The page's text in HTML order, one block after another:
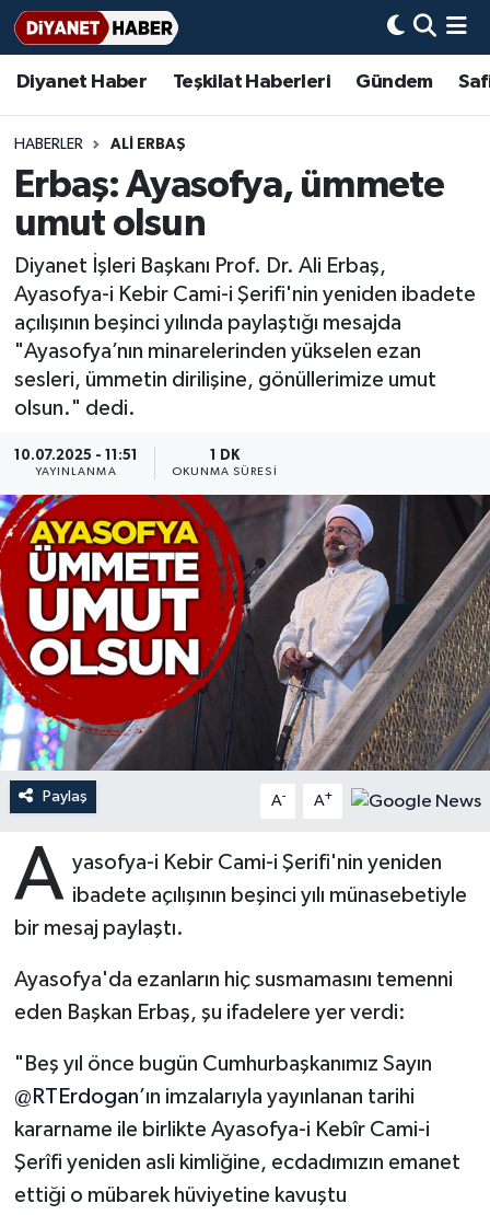
Diyanet Haber Teşkilat Haberleri Gündem
HABERLER ALİ ERBAŞ
Erbaş: Ayasofya, ümmete
umut olsun
Diyanet İşleri Başkanı Prof. Dr. Ali Erbaş,
Ayasofya-i Kebir Cami-i Şerifi'nin yeniden ibadete
açılışının beşinci yılında paylaştığı mesajda
"Ayasofya’nın minarelerinden yükselen ezan
sesleri, ümmetin dirilişine, gönüllerimize umut
olsun." dedi.
10.07.2025 - 11:51
YAYINLANMA
1 DK
OKUNMA SÜRESI
Paylaş A- A+
A yasofya-i Kebir Cami-i Şerifi'nin yeniden
ibadete açılışının beşinci yılı münasebetiyle
bir mesaj paylaştı.
Ayasofya'da ezanların hiç susmamasını temenni
eden Başkan Erbaş, şu ifadelere yer verdi:
"Beş yıl önce bugün Cumhurbaşkanımız Sayın
@RTErdogan’ın imzalarıyla yayınlanan tarihi
kararname ile birlikte Ayasofya-i Kebîr Cami-i
Şerîfi yeniden asli kimliğine, ecdadımızın emanet
ettiği o mübarek hüviyetine kavuştu
Diyanet Haber
Teşkilat Haberleri
Adana Müftülüğü
Adıyaman Müftülüğü
Afyonkarahisar Müftülüğü
Ağrı Müftülüğü
Aksaray Müftülüğü
Amasya Müftülüğü
Ankara Müftülüğü
Antalya Müftülüğü
Ardahan Müftülüğü
Artvin Müftülüğü
Aydın Müftülüğü
Balıkesir Müftülüğü
Bartın Müftülüğü
Batman Müftülüğü
Bayburt Müftülüğü
Bilecik Müftülüğü
Bingöl Müftülüğü
Bolu Müftülüğü
Bursa Müftülüğü
Gündem
#Keşfet
Bir Ayet
Bir Hikaye
Biyografiler
Dini kavramlar
Diyanet Bilgi
Diyanet Takvimi
Dualar
Hadislerle İslam
Kudüs
Kurban
Mukabele
Peygamberimizin Hayatı
Ramazan
Sahabeler
Zekat
Basında Bugün
DİYANET eKİTAP
Diyanet Dergi
Aile Dergisi
Aylık Dergi
TDV
Hutbeler
DİYANET AKADEMİ
DİYANET GENÇLİK
DİYANET RADYO/TV
DEPREM
Dünya
Eğitim
İmam Hatip Okulları
Kültür-Sanat
Aile
Makaleler
Başmakale
Duyurular
Hadis-i Şerifler
Hayat Okumaları
Nöbetçi Eczaneler
Hava Durumu
Ankara Namaz Vakitleri
Trafik Durumu
Süper Lig Puan Durumu ve Fikstür
Tüm Manşetler
Son Dakika Haberleri
Haber Arşivi